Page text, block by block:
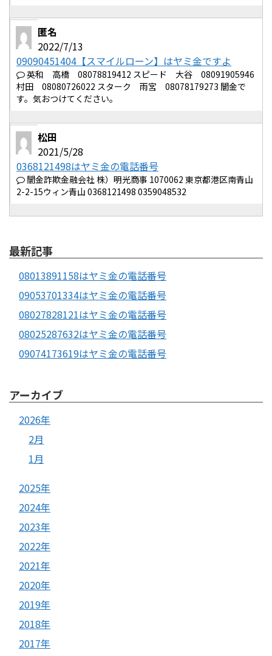
匿名
2022/7/13
09090451404【スマイルローン】はヤミ金ですよ
英和 高橋 08078819412 スピード 大谷 08091905946
村田 08080726022 スターク 雨宮 08078179273 闇金で
す。気おつけてください。
松田
2021/5/28
0368121498はヤミ金の電話番号
闇金詐欺金融会社 株）明光商事 1070062 東京都港区南青山
2-2-15ウィン青山 0368121498 0359048532
最新記事
08013891158はヤミ金の電話番号
09053701334はヤミ金の電話番号
08027828121はヤミ金の電話番号
08025287632はヤミ金の電話番号
09074173619はヤミ金の電話番号
アーカイブ
2026年
2月
1月
2025年
2024年
2023年
2022年
2021年
2020年
2019年
2018年
2017年